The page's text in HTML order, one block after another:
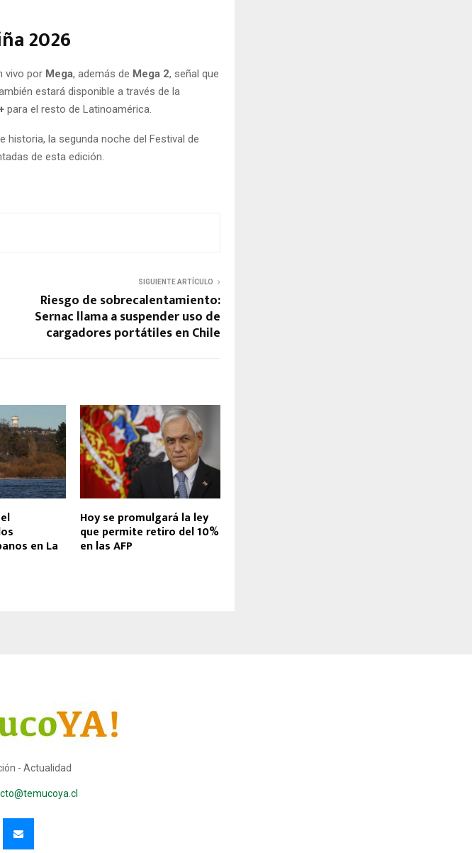
2026
vivo por Mega, además de Mega 2, señal que
estará disponible a través de la
para el resto de Latinoamérica.
historia, la segunda noche del Festival de
de esta edición.
SIGUIENTE ARTÍCULO
Riesgo de sobrecalentamiento:
Sernac llama a suspender uso de
cargadores portátiles en Chile
en La
Hoy se promulgará la ley
que permite retiro del 10%
en las AFP
- Actualidad